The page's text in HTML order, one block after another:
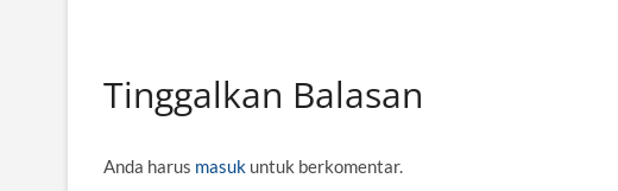
Tinggalkan Balasan
Anda harus masuk untuk berkomentar.